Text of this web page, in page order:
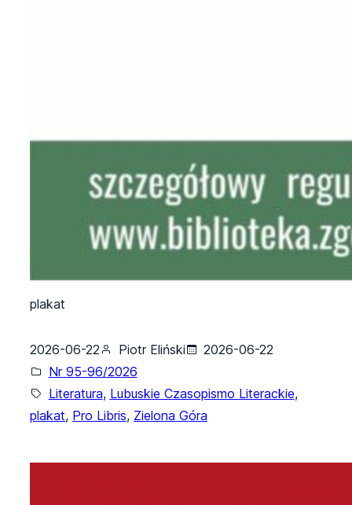
plakat
2026-06-22 Piotr Eliński
2026-06-22
Nr 95-96/2026
Literatura, Lubuskie Czasopismo Literackie,
plakat, Pro Libris, Zielona Góra